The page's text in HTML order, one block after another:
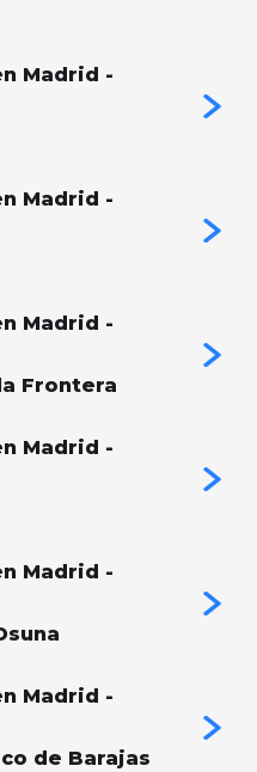
Madrid -
Madrid -
Madrid -
Frontera
Madrid -
Madrid -
Madrid -
de Barajas